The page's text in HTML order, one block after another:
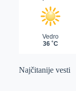
Najčitanije vesti